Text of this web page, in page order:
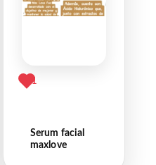
1
Serum facial
maxlove